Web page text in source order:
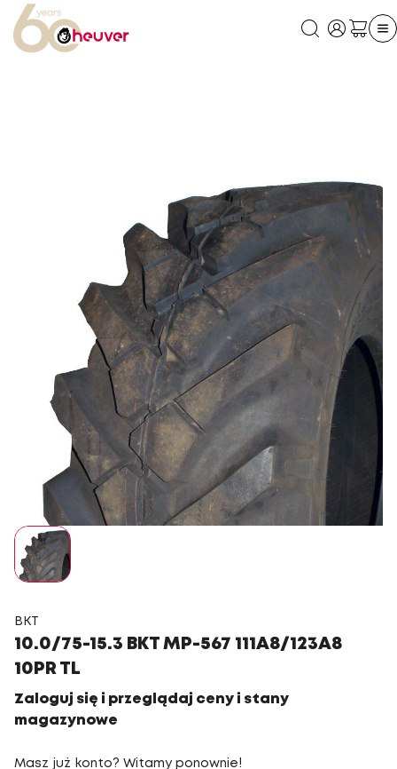
BKT
10.0/75-15.3 BKT MP-567 111A8/123A8
10PR TL
Zaloguj się i przeglądaj ceny i stany
magazynowe
Masz już konto? Witamy ponownie!